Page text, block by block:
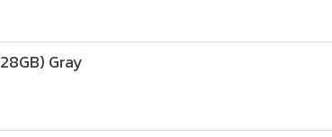
Gray